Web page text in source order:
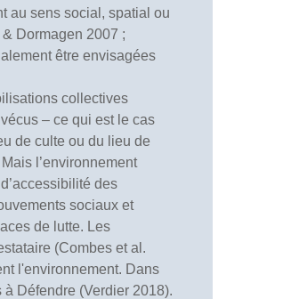
au sens social, spatial ou
Dormagen 2007 ;
être envisagées
collectives
– ce qui est le cas
de culte ou du lieu de
l’environnement
des
sociaux et
de lutte. Les
(Combes et al.
l'environnement. Dans
Défendre (Verdier 2018).